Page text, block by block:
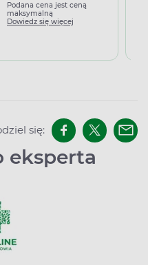
Podana cena jest ceną
maksymalną
Dowiedz się więcej
się:
eksperta